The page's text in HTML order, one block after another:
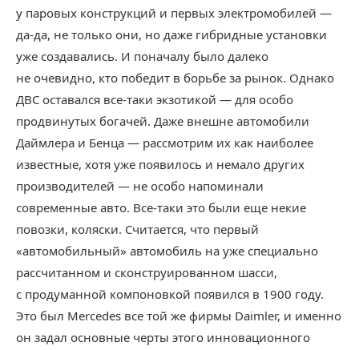
у паровых конструкций и первых электромобилей —
да-да, не только они, но даже гибридные установки
уже создавались. И поначалу было далеко
не очевидно, кто победит в борьбе за рынок. Однако
ДВС оставался все-таки экзотикой — для особо
продвинутых богачей. Даже внешне автомобили
Даймлера и Бенца — рассмотрим их как наиболее
известные, хотя уже появилось и немало других
производителей — не особо напоминали
современные авто. Все-таки это были еще некие
повозки, коляски. Считается, что первый
«автомобильный» автомобиль на уже специально
рассчитанном и сконструированном шасси,
с продуманной компоновкой появился в 1900 году.
Это был Mercedes все той же фирмы Daimler, и именно
он задал основные черты этого инновационного